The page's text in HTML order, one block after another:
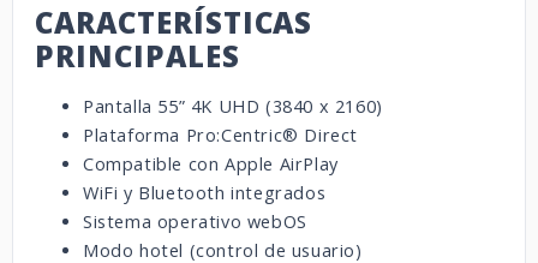
CARACTERÍSTICAS
PRINCIPALES
Pantalla 55” 4K UHD (3840 x 2160)
Plataforma Pro:Centric® Direct
Compatible con Apple AirPlay
WiFi y Bluetooth integrados
Sistema operativo webOS
Modo hotel (control de usuario)